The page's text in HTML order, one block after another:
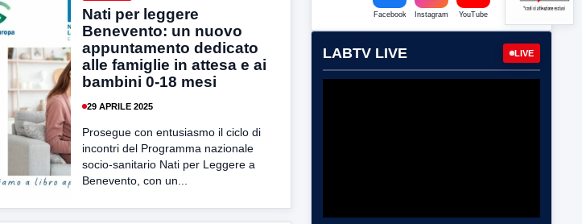
Nati per leggere
Benevento: un nuovo
appuntamento dedicato
alle famiglie in attesa e ai
bambini 0-18 mesi
29 APRILE 2025
Prosegue con entusiasmo il ciclo di
incontri del Programma nazionale
socio-sanitario Nati per Leggere a
Benevento, con un...
Facebook Instagram YouTube
LABTV LIVE LIVE